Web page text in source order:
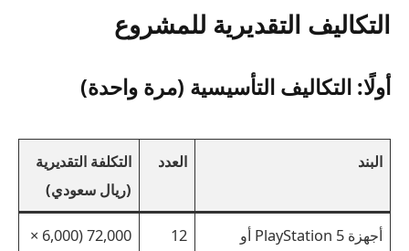
التكاليف التقديرية للمشروع
أولًا: التكاليف التأسيسية (مرة واحدة)
البند العدد
التكلفة التقديرية
(ريال سعودي)
أجهزة PlayStation 5 أو
12
72,000 (6,000 ×